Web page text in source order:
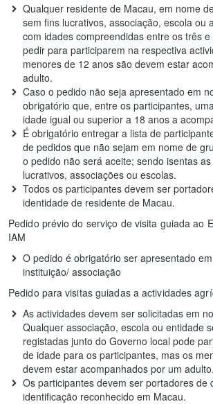
Qualquer residente de Macau, em nome
sem fins lucrativos, associação, escola ou
com idades compreendidas entre os três
pedir para participarem na respectiva
menores de 12 anos são devem estar
adulto.
Caso o pedido não seja apresentado em
obrigatório que, entre os participantes,
idade igual ou superior a 18 anos a
É obrigatório entregar a lista de
de pedidos que não sejam em nome de
o pedido não será aceite; sendo isentas
lucrativos, associações ou escolas.
Todos os participantes devem ser
identidade de residente de Macau.
Pedido prévio do serviço de visita guiada ao
IAM
O pedido é obrigatório ser apresentado
instituição/ associação
Pedido para visitas guiadas a actividades
As actividades devem ser solicitadas em
Qualquer associação, escola ou entidade
registadas junto do Governo local pode
de idade para os participantes, mas os
devem estar acompanhados por um adulto.
Os participantes devem ser portadores de
identificação reconhecido em Macau.